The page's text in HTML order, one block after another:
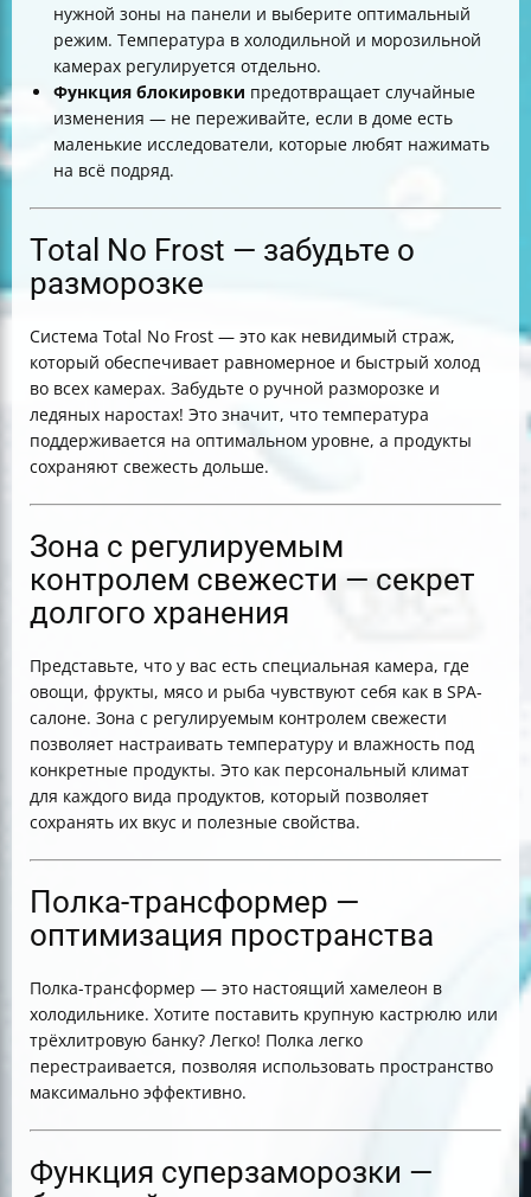
нужной зоны на панели и выберите оптимальный
режим. Температура в холодильной и морозильной
камерах регулируется отдельно.
Функция блокировки предотвращает случайные
изменения — не переживайте, если в доме есть
маленькие исследователи, которые любят нажимать
на всё подряд.
Total No Frost — забудьте о
разморозке
Система Total No Frost — это как невидимый страж,
который обеспечивает равномерное и быстрый холод
во всех камерах. Забудьте о ручной разморозке и
ледяных наростах! Это значит, что температура
поддерживается на оптимальном уровне, а продукты
сохраняют свежесть дольше.
Зона с регулируемым
контролем свежести — секрет
долгого хранения
Представьте, что у вас есть специальная камера, где
овощи, фрукты, мясо и рыба чувствуют себя как в SPA-
салоне. Зона с регулируемым контролем свежести
позволяет настраивать температуру и влажность под
конкретные продукты. Это как персональный климат
для каждого вида продуктов, который позволяет
сохранять их вкус и полезные свойства.
Полка-трансформер —
оптимизация пространства
Полка-трансформер — это настоящий хамелеон в
холодильнике. Хотите поставить крупную кастрюлю или
трёхлитровую банку? Легко! Полка легко
перестраивается, позволяя использовать пространство
максимально эффективно.
Функция суперзаморозки —